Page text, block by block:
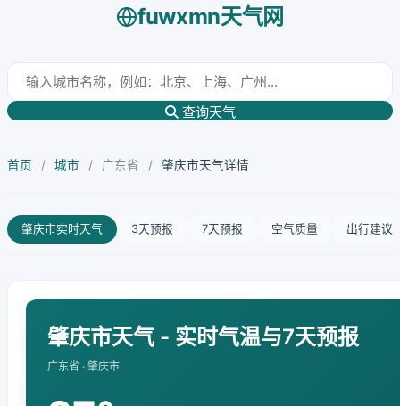
fuwxmn天气网
查询天气
首页 / 城市 / 广东省 / 肇庆市天气详情
肇庆市实时天气 3天预报 7天预报 空气质量 出行建议
肇庆市天气 - 实时气温与7天预报
广东省 · 肇庆市